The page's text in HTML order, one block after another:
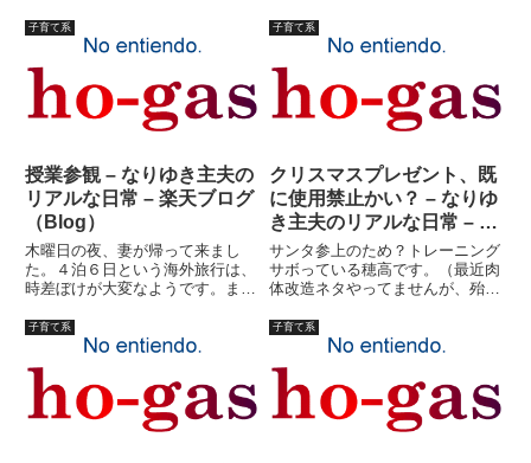
子育て系
授業参観 – なりゆき主夫の
リアルな日常 – 楽天ブログ
（Blog）
木曜日の夜、妻が帰って来まし
た。４泊６日という海外旅行は、
時差ぼけが大変なようです。ま、
心です。子供のおみやげは、ハワ
イの砂と貝。ま、喜んでました。
金曜日は、授業参観。２時限目
は、長男と次女。３時限目は、長
女。...
子育て系
クリスマスプレゼント、既
に使用禁止かい？ – なりゆ
き主夫のリアルな日常 – 楽
天ブログ（Blog）
サンタ参上のため？トレーニング
サボっている穂高です。（最近肉
体改造ネタやってませんが、殆ど
のため）さて、昨日に引き続きサ
ンタネタパート２。長女のプレゼ
ントは妻に任せた。長女は、「ダ
レン・シャン」がいいといって
い...
子育て系 子育て系